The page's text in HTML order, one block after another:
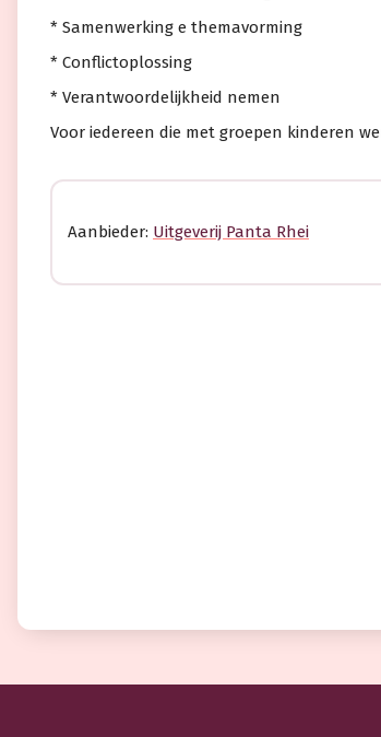
* Samenwerking e themavorming
* Conflictoplossing
* Verantwoordelijkheid nemen
Voor iedereen die met groepen kinderen
Aanbieder: Uitgeverij Panta Rhei